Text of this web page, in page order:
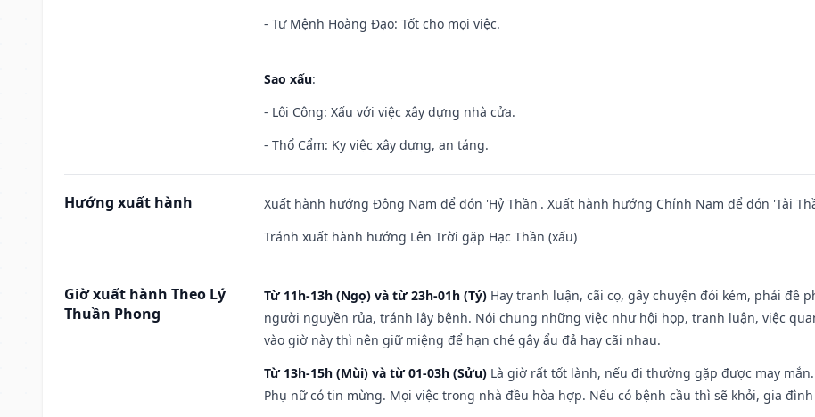
- Tư Mệnh Hoàng Đạo: Tốt cho mọi việc.
Sao xấu:
- Lôi Công: Xấu với việc xây dựng nhà cửa.
- Thổ Cẩm: Kỵ việc xây dựng, an táng.
Hướng xuất hành
Xuất hành hướng Đông Nam để đón 'Hỷ Thần'. Xuất hành hướng Chính Nam để đón 'Tài
Tránh xuất hành hướng Lên Trời gặp Hạc Thần (xấu)
Giờ xuất hành Theo Lý
Thuần Phong
Từ 11h-13h (Ngọ) và từ 23h-01h (Tý) Hay tranh luận, cãi cọ, gây chuyện đói kém, phải đề
người nguyền rủa, tránh lây bệnh. Nói chung những việc như hội họp, tranh luận, việc
vào giờ này thì nên giữ miệng để hạn ché gây ẩu đả hay cãi nhau.
Từ 13h-15h (Mùi) và từ 01-03h (Sửu) Là giờ rất tốt lành, nếu đi thường gặp được may
Phụ nữ có tin mừng. Mọi việc trong nhà đều hòa hợp. Nếu có bệnh cầu thì sẽ khỏi, gia